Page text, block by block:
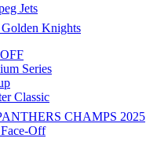
Jets
Golden Knights
Series
Classic
CHAMPS 2025
Off